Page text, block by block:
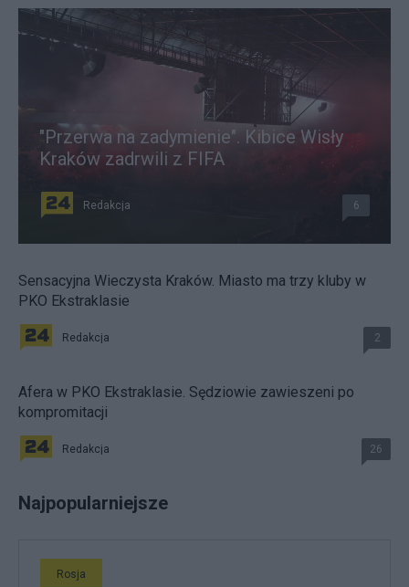
"Przerwa na zadymienie". Kibice Wisły
Kraków zadrwili z FIFA
Redakcja 6
Sensacyjna Wieczysta Kraków. Miasto ma trzy kluby w
PKO Ekstraklasie
Redakcja 2
Afera w PKO Ekstraklasie. Sędziowie zawieszeni po
kompromitacji
Redakcja 26
Najpopularniejsze
Rosja